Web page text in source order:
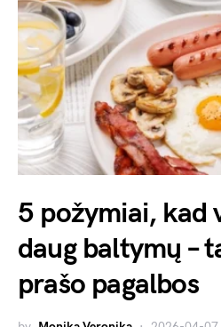
5 požymiai, kad
daug baltymų –
prašo pagalbos